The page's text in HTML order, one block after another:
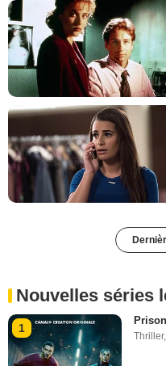
Nouvelles séries
1
Thriller